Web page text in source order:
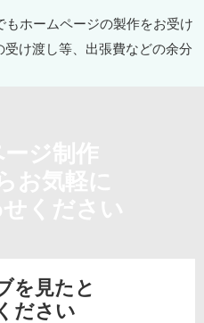
を見たと
ださい